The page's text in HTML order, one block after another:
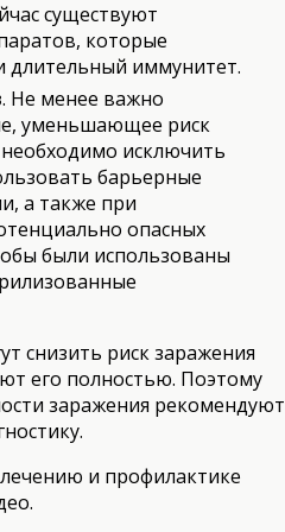
существуют
которые
иммунитет.
. Не менее важно
уменьшающее риск
исключить
барьерные
а также при
опасных
были использованы
снизить риск заражения
его полностью. Поэтому
заражения рекомендуют
и профилактике